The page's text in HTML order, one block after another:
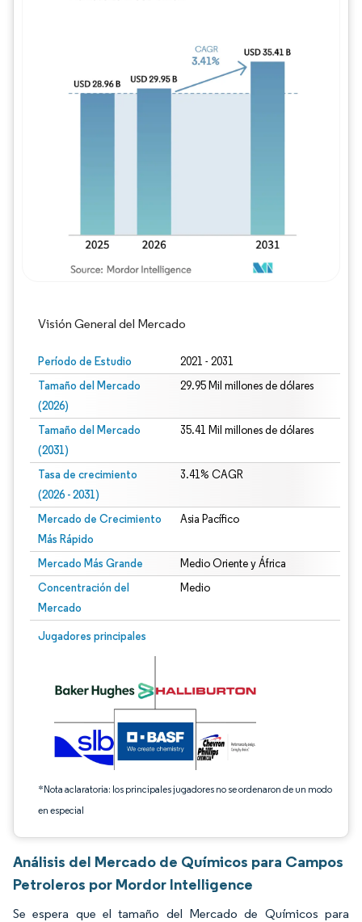
Visión General del Mercado
Período de Estudio 2021 - 2031
Tamaño del Mercado
(2026)
29.95 Mil millones de dólares
Tamaño del Mercado
(2031)
35.41 Mil millones de dólares
Tasa de crecimiento
(2026 - 2031)
3.41% CAGR
Mercado de Crecimiento
Más Rápido
Asia Pacífico
Mercado Más Grande Medio Oriente y África
Concentración del
Mercado
Medio
Jugadores principales
*Nota aclaratoria: los principales jugadores no se ordenaron de un modo
en especial
Imagen © Mordor Intelligence. El uso requiere atribución según CC BY 4.0.
Análisis del Mercado de Químicos para Campos
Petroleros por Mordor Intelligence
Se espera que el tamaño del Mercado de Químicos para